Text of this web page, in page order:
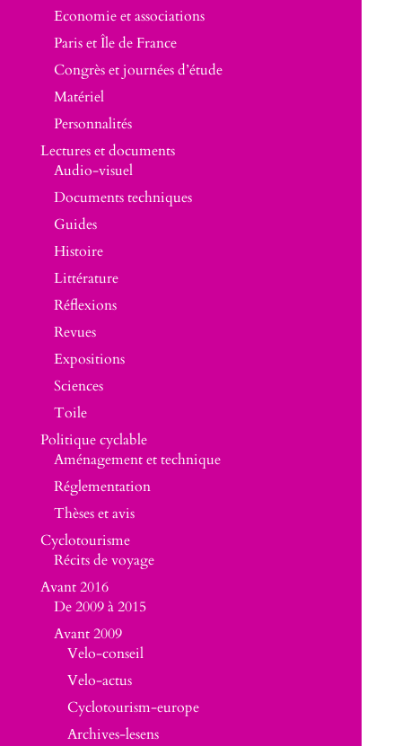
Economie et associations
Paris et Île de France
Congrès et journées d’étude
Matériel
Personnalités
Lectures et documents
Audio-visuel
Documents techniques
Guides
Histoire
Littérature
Réflexions
Revues
Expositions
Sciences
Toile
Politique cyclable
Aménagement et technique
Réglementation
Thèses et avis
Cyclotourisme
Récits de voyage
Avant 2016
De 2009 à 2015
Avant 2009
Velo-conseil
Velo-actus
Cyclotourism-europe
Archives-lesens